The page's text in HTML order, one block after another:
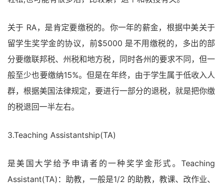
关于 RA，是肯定要缴税的。你一年的薪金，根据中美关于
留学生奖学金的协议，前$5000 是不用缴税的，多出的部
分要缴联邦税、州税和地方税，同时各州的要求不同，但一
般至少也要缴纳15%。但是在年终，由于学生属于低收入人
群，根据美国法律规定，要进行一部分的退税，就是把你缴
的税退回一半左右。
3.Teaching Assistantship(TA)
是美国大学给予申请者的一种奖学金形式。Teaching
Assistant(TA)：助教，一般是1/2 的助教，教课、改作业、